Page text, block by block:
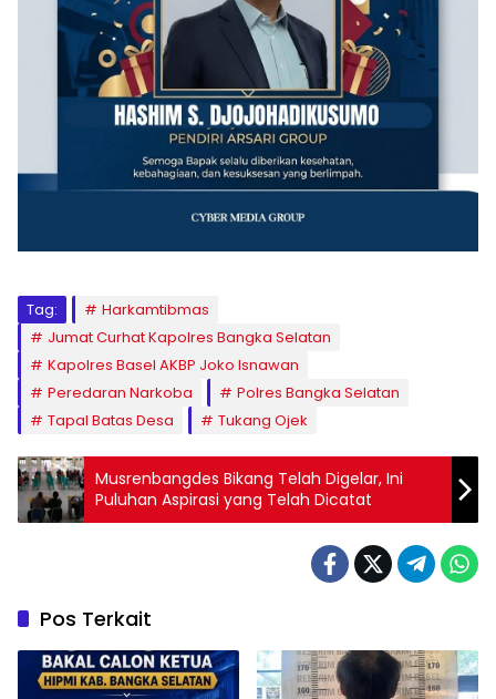
Tag:
Harkamtibmas
Jumat Curhat Kapolres Bangka Selatan
Kapolres Basel AKBP Joko Isnawan
Peredaran Narkoba
Polres Bangka Selatan
Tapal Batas Desa
Tukang Ojek
Musrenbangdes Bikang Telah Digelar, Ini
Puluhan Aspirasi yang Telah Dicatat
Pos Terkait